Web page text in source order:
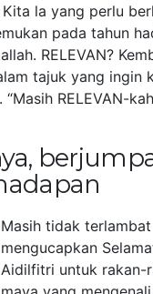
la yang perlu
pada tahun
RELEVAN?
tajuk yang ingin
“Masih RELEVAN-
Masih tidak
mengucapkan
Aidilfitri untuk rakan-